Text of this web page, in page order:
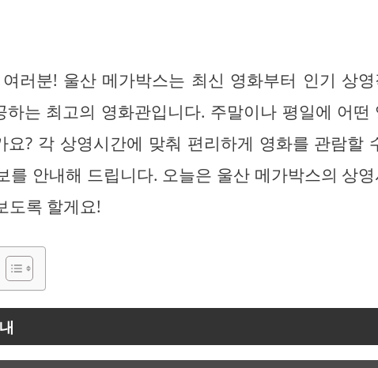
러분! 울산 메가박스는 최신 영화부터 인기 상영
하는 최고의 영화관입니다. 주말이나 평일에 어떤
요? 각 상영시간에 맞춰 편리하게 영화를 관람할
를 안내해 드립니다. 오늘은 울산 메가박스의 상
도록 할게요!